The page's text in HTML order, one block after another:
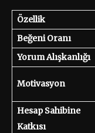
Özellik
Beğeni Oranı
Yorum Alışkanlığı
Motivasyon
Hesap Sahibine
Katkısı